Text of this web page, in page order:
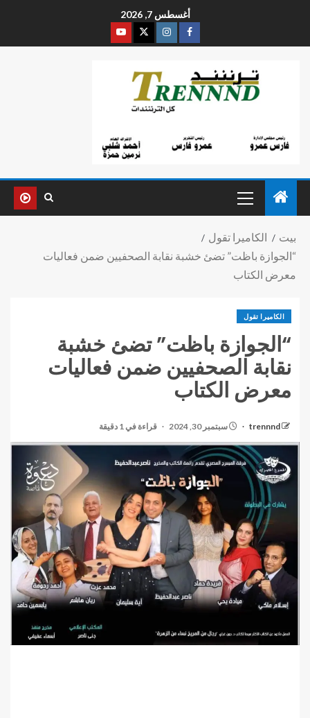
أغسطس 7, 2026
بيت
الكاميرا تقول
“الجوازة باظت” تضئ خشبة نقابة الصحفيين ضمن فعاليات
معرض الكتاب
الكاميرا تقول
“الجوازة باظت” تضئ خشبة
نقابة الصحفيين ضمن فعاليات
معرض الكتاب
trennnd سبتمبر 30, 2024 قراءة في 1 دقيقة